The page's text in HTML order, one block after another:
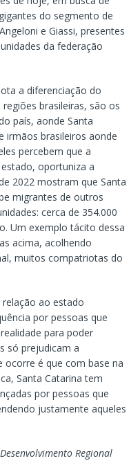
do segmento de
e Giassi, presentes
da federação
a diferenciação do
brasileiras, são os
país, aonde Santa
irmãos brasileiros aonde
percebem que a
oportuniza a
2022 mostram que Santa
migrantes de outros
cerca de 354.000
Um exemplo tácito dessa
acima, acolhendo
muitos compatriotas do
ao estado
por pessoas que
para poder
só prejudicam a
ocorre é que com base na
Santa Catarina tem
por pessoas que
justamente aqueles
Regional